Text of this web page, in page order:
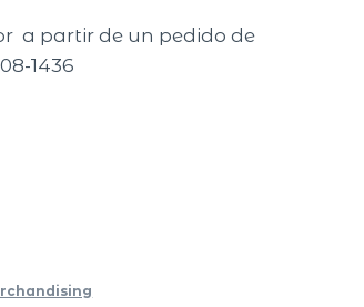
a partir de un pedido de
1436